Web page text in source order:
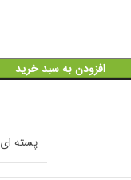
افزودن به سبد خرید
پسته ای